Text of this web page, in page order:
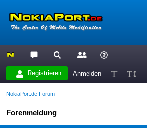
Registrieren Anmelden
NokiaPort.de Forum
Forenmeldung